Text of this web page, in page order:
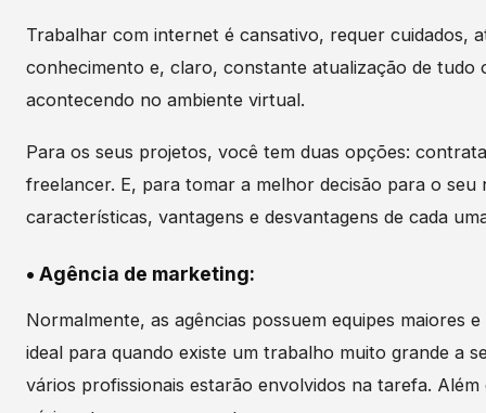
Trabalhar com internet é cansativo, requer cuidados,
conhecimento e, claro, constante atualização de tudo
acontecendo no ambiente virtual.
Para os seus projetos, você tem duas opções:
freelancer. E, para tomar a melhor decisão para o seu
características, vantagens e desvantagens de cada
• Agência de marketing:
Normalmente, as agências possuem equipes maiores
ideal para quando existe um trabalho muito grande a
vários profissionais estarão envolvidos na tarefa. Além